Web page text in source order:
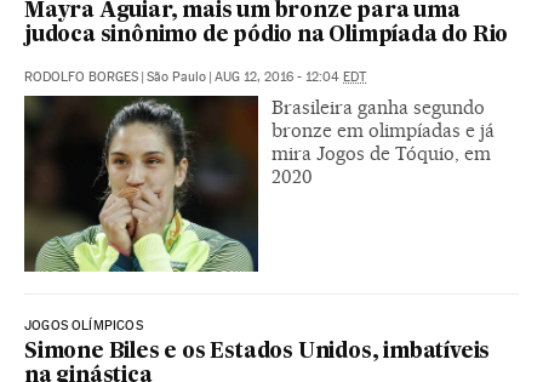
Mayra Aguiar, mais um bronze para uma
judoca sinônimo de pódio na Olimpíada do Rio
RODOLFO BORGES São Paulo AUG 12, 2016 - 12:04 EDT
Brasileira ganha segundo
bronze em olimpíadas e já
mira Jogos de Tóquio, em
2020
JOGOS OLÍMPICOS
Simone Biles e os Estados Unidos, imbatíveis
na ginástica